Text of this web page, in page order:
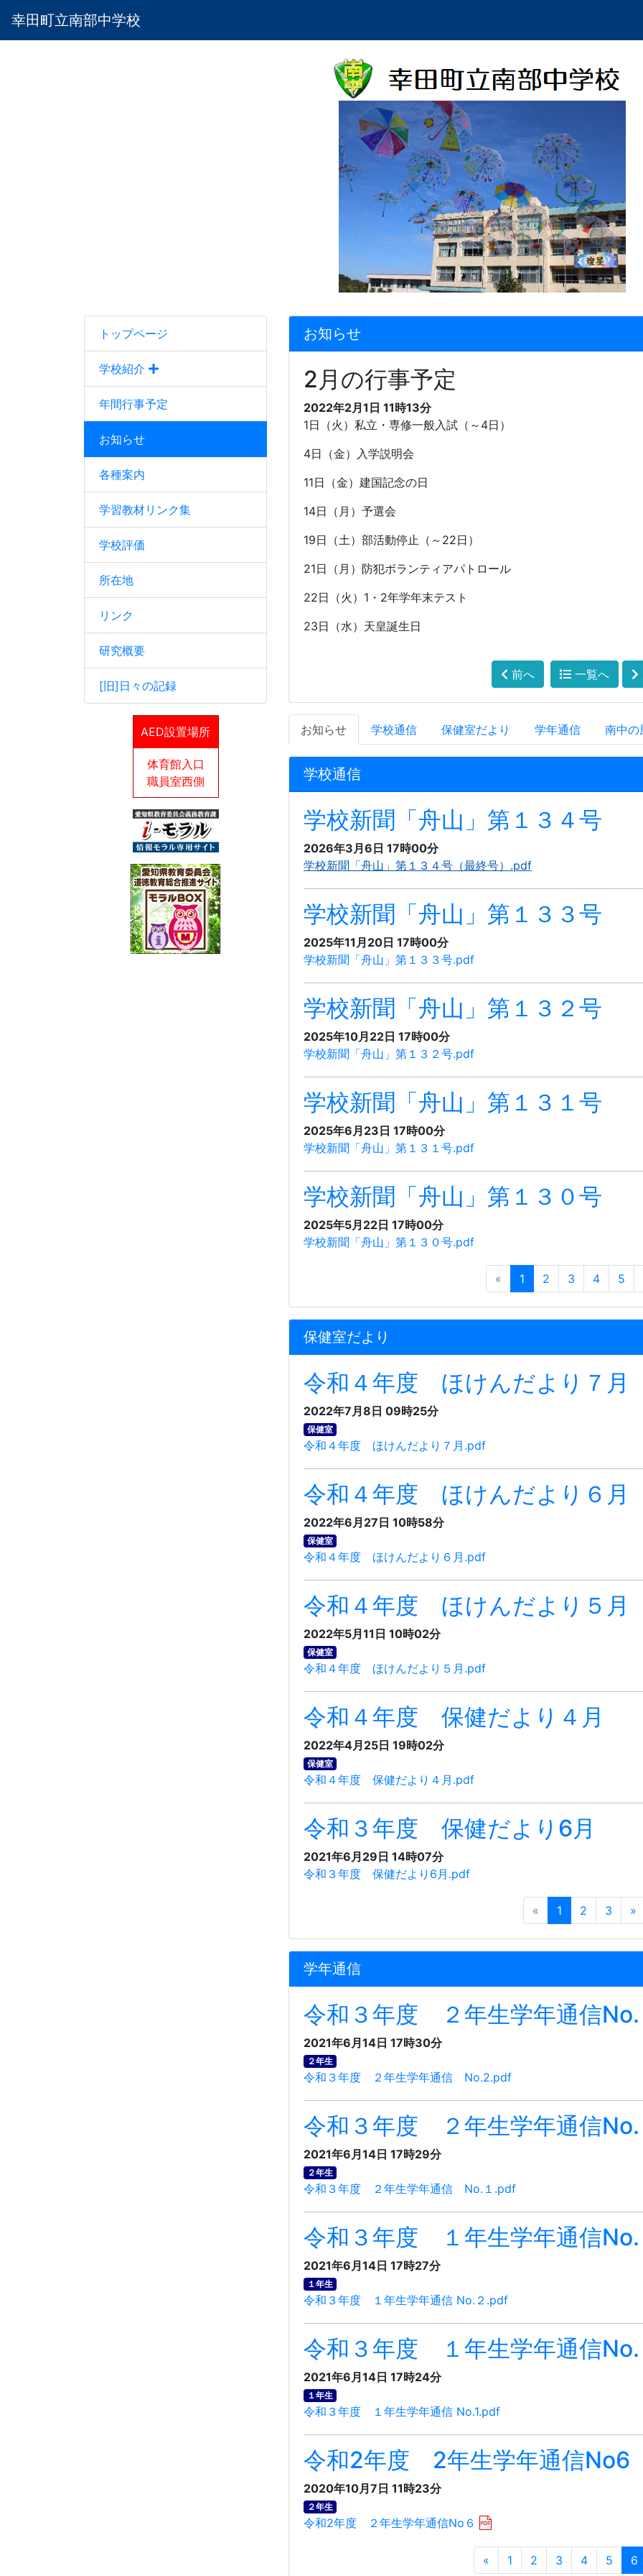
幸田町立南部中学校
トップページ
学校紹介
年間行事予定
お知らせ
各種案内
学習教材リンク集
学校評価
所在地
リンク
研究概要
[旧]日々の記録
AED設置場所
体育館入口
職員室西側
お知らせ
2月の行事予定
2022年2月1日 11時13分
1日（火）私立・専修一般入試（～ 4日）
4日（金）入学説明会
11日（金）建国記念の日
14日（月）予選会
19日（土）部活動停止（～ 22日）
21日（月）防犯ボランティアパトロール
22日（火） 1 ・ 2年学年末テスト
23日（水）天皇誕生日
前へ 一覧へ
お知らせ 学校通信 保健室だより 学年通信 南中の
学校通信
学校新聞「舟山」第１３４号
2026年3月6日 17時00分
学校新聞「舟山」第１３４号（最終号）.pdf
学校新聞「舟山」第１３３号
2025年11月20日 17時00分
学校新聞「舟山」第１３３号.pdf
学校新聞「舟山」第１３２号
2025年10月22日 17時00分
学校新聞「舟山」第１３２号.pdf
学校新聞「舟山」第１３１号
2025年6月23日 17時00分
学校新聞「舟山」第１３１号.pdf
学校新聞「舟山」第１３０号
2025年5月22日 17時00分
学校新聞「舟山」第１３０号.pdf
« 1 2 3 4 5
保健室だより
令和４年度 ほけんだより７月
2022年7月8日 09時25分
保健室
令和４年度 ほけんだより７月.pdf
令和４年度 ほけんだより６月
2022年6月27日 10時58分
保健室
令和４年度 ほけんだより６月.pdf
令和４年度 ほけんだより５月
2022年5月11日 10時02分
保健室
令和４年度 ほけんだより５月.pdf
令和４年度 保健だより４月
2022年4月25日 19時02分
保健室
令和４年度 保健だより４月.pdf
令和３年度 保健だより6月
2021年6月29日 14時07分
令和３年度 保健だより6月.pdf
« 1 2 3 »
学年通信
令和３年度 ２年生学年通信
2021年6月14日 17時30分
２年生
令和３年度 ２年生学年通信 No.2.pdf
令和３年度 ２年生学年通信
2021年6月14日 17時29分
２年生
令和３年度 ２年生学年通信 No.１.pdf
令和３年度 １年生学年通信
2021年6月14日 17時27分
１年生
令和３年度 １年生学年通信 No.２.pdf
令和３年度 １年生学年通信
2021年6月14日 17時24分
１年生
令和３年度 １年生学年通信 No.1.pdf
令和2年度 2年生学年通信No6
2020年10月7日 11時23分
２年生
令和2年度 ２年生学年通信No６
« 1 2 3 4 5 6